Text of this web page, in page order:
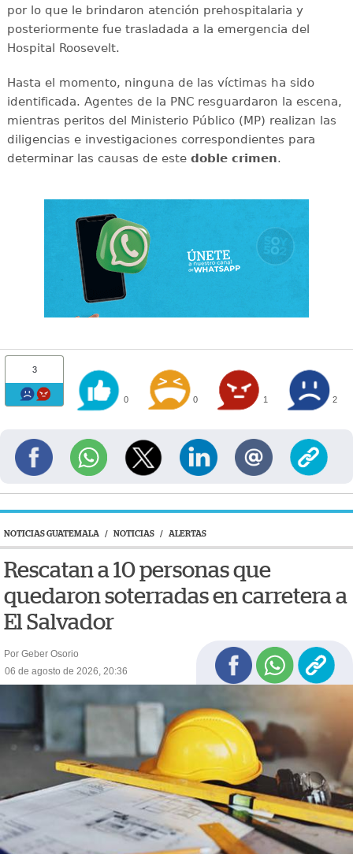
por lo que le brindaron atención prehospitalaria y
posteriormente fue trasladada a la emergencia del
Hospital Roosevelt.
Hasta el momento, ninguna de las víctimas ha sido
identificada. Agentes de la PNC resguardaron la escena,
mientras peritos del Ministerio Público (MP) realizan las
diligencias e investigaciones correspondientes para
determinar las causas de este doble crimen.
3
0 0 1 2
NOTICIAS GUATEMALA / NOTICIAS / ALERTAS
Rescatan a 10 personas que
quedaron soterradas en carretera a
El Salvador
Por Geber Osorio
06 de agosto de 2026, 20:36